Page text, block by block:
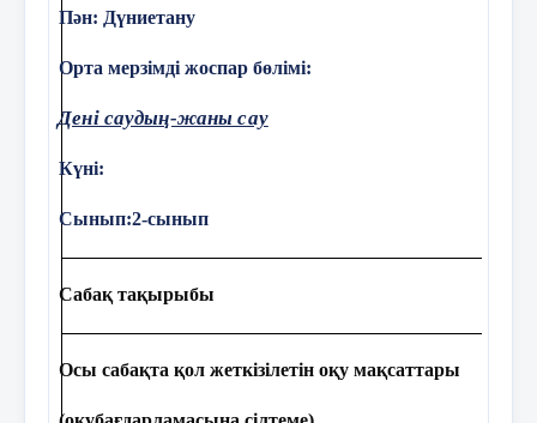
-Елімізде өсімдікті қорғау қалай жүріп
Пән: Дүниетану
Орта мерзімді жоспар бөлімі:
Дені саудың-жаны сау
Күні:
Сынып:2-сынып
Сабақ тақырыбы
Осы сабақта қол жеткізілетін оқу мақсаттары